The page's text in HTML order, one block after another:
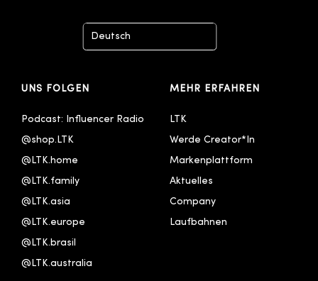
Deutsch
English - United Kingdom
Español
Português - Brasil
UNS FOLGEN
Podcast: Influencer Radio
@shop.LTK
@LTK.home
@LTK.family
@LTK.asia
@LTK.europe
@LTK.brasil
@LTK.australia
MEHR ERFAHREN
LTK
Werde Creator*In
Markenplattform
Aktuelles
Company
Laufbahnen